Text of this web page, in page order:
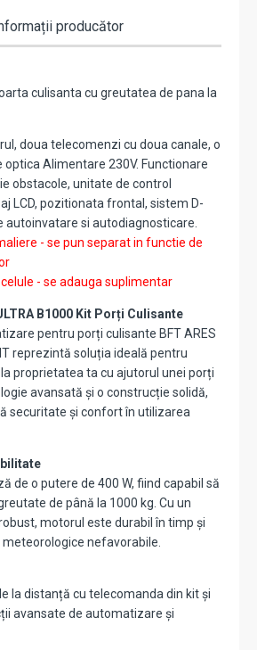
producător
culisanta cu greutatea de pana la
doua telecomenzi cu doua canale, o
optica Alimentare 230V. Functionare
obstacole, unitate de control
LCD, pozitionata frontal, sistem D-
autoinvatare si autodiagnosticare.
- se pun separat in functie de
- se adauga suplimentar
B1000 Kit Porți Culisante
pentru porți culisante BFT ARES
reprezintă soluția ideală pentru
proprietatea ta cu ajutorul unei porți
avansată și o construcție solidă,
securitate și confort în utilizarea
de o putere de 400 W, fiind capabil să
de până la 1000 kg. Cu un
motorul este durabil în timp și
nefavorabile.
la distanță cu telecomanda din kit și
avansate de automatizare și